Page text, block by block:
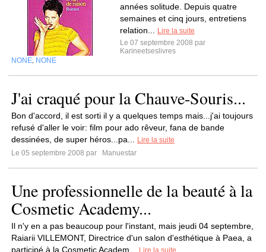
années solitude. Depuis quatre
semaines et cinq jours, entretiens
relation...
Lire la suite
Le 07 septembre 2008 par
Karineetseslivres
NONE NONE
J'ai craqué pour la Chauve-Souris...
Bon d'accord, il est sorti il y a quelques temps mais...j'ai toujours
refusé d'aller le voir: film pour ado rêveur, fana de bande
dessinées, de super héros...pa...
Lire la suite
Le 05 septembre 2008 par
Manuestar
Une professionnelle de la beauté à la
Cosmetic Academy...
Il n'y en a pas beaucoup pour l'instant, mais jeudi 04 septembre,
Raiarii VILLEMONT, Directrice d'un salon d'esthétique à Paea, a
participé à la Cosmetic Academ...
Lire la suite